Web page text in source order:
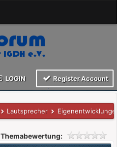
LOGIN Register Account
Lautsprecher
Themabewertung: